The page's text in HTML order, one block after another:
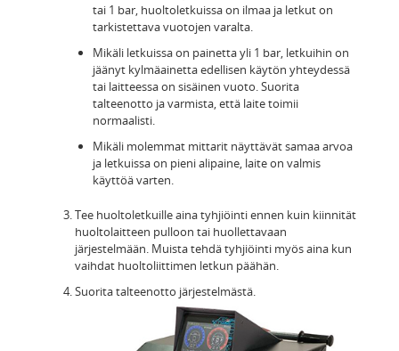
tai 1 bar, huoltoletkuissa on ilmaa ja letkut on
tarkistettava vuotojen varalta.
Mikäli letkuissa on painetta yli 1 bar, letkuihin on
jäänyt kylmäainetta edellisen käytön yhteydessä
tai laitteessa on sisäinen vuoto. Suorita
talteenotto ja varmista, että laite toimii
normaalisti.
Mikäli molemmat mittarit näyttävät samaa arvoa
ja letkuissa on pieni alipaine, laite on valmis
käyttöä varten.
Tee huoltoletkuille aina tyhjiöinti ennen kuin kiinnität
huoltolaitteen pulloon tai huollettavaan
järjestelmään. Muista tehdä tyhjiöinti myös aina kun
vaihdat huoltoliittimen letkun päähän.
Suorita talteenotto järjestelmästä.